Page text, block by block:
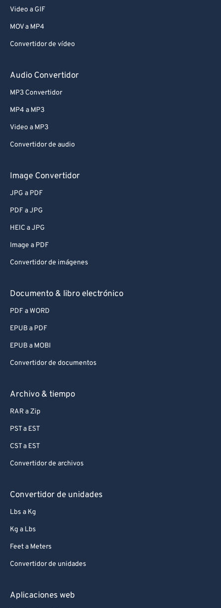
Video a GIF
MOV a MP4
Convertidor de vídeo
Audio Convertidor
MP3 Convertidor
MP4 a MP3
Video a MP3
Convertidor de audio
Image Convertidor
JPG a PDF
PDF a JPG
HEIC a JPG
Image a PDF
Convertidor de imágenes
Documento & libro electrónico
PDF a WORD
EPUB a PDF
EPUB a MOBI
Convertidor de documentos
Archivo & tiempo
RAR a Zip
PST a EST
CST a EST
Convertidor de archivos
Convertidor de unidades
Lbs a Kg
Kg a Lbs
Feet a Meters
Convertidor de unidades
Aplicaciones web